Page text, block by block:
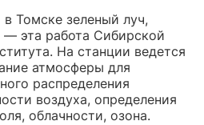
Томске зеленый луч,
— эта работа Сибирской
На станции ведется
атмосферы для
распределения
воздуха, определения
облачности, озона.